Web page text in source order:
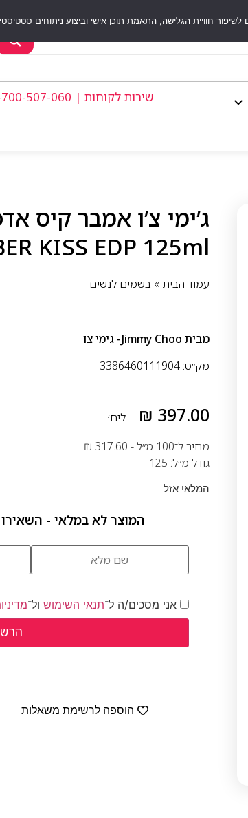
שירות לקוחות | 1-700-507-060
KISS EDP 125ml
עמוד הבית » בשמים לנשים
מבית Jimmy Choo- גימי צו
מק״ט: 3386460111904
₪ 397.00
ליח׳
מחיר ל־100 מ״ל -
₪ 317.60
גודל מ״ל: 125
המלאי אזל
המוצר לא במלאי - השאירו
אני מסכים/ה ל־תנאי השימוש ול־
הוספה לרשימת משאלות